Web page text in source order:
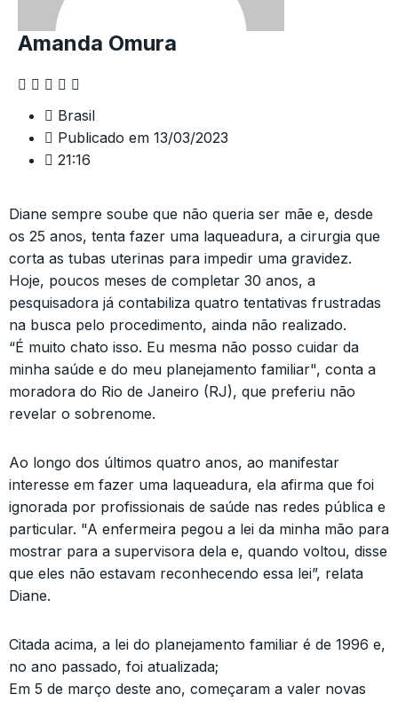
Amanda Omura
Brasil
Publicado em 13/03/2023
21:16
Diane sempre soube que não queria ser mãe e, desde
os 25 anos, tenta fazer uma laqueadura, a cirurgia que
corta as tubas uterinas para impedir uma gravidez.
Hoje, poucos meses de completar 30 anos, a
pesquisadora já contabiliza quatro tentativas frustradas
na busca pelo procedimento, ainda não realizado.
“É muito chato isso. Eu mesma não posso cuidar da
minha saúde e do meu planejamento familiar", conta a
moradora do Rio de Janeiro (RJ), que preferiu não
revelar o sobrenome.
Ao longo dos últimos quatro anos, ao manifestar
interesse em fazer uma laqueadura, ela afirma que foi
ignorada por profissionais de saúde nas redes pública e
particular. "A enfermeira pegou a lei da minha mão para
mostrar para a supervisora dela e, quando voltou, disse
que eles não estavam reconhecendo essa lei”, relata
Diane.
Citada acima, a lei do planejamento familiar é de 1996 e,
no ano passado, foi atualizada;
Em 5 de março deste ano, começaram a valer novas